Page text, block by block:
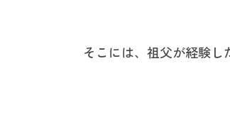
そこには、祖父が経験し